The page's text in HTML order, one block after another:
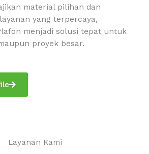
material pilihan dan
yang terpercaya,
menjadi solusi tepat untuk
proyek besar.
Layanan Kami